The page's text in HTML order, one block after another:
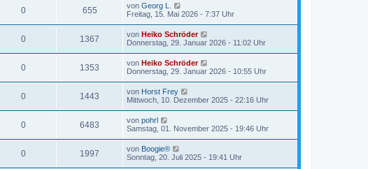
0 655 von Georg L.
Freitag, 15. Mai 2026 - 7:37 Uhr
0 1367 von Heiko Schröder
Donnerstag, 29. Januar 2026 - 11:02 Uhr
0 1353 von Heiko Schröder
Donnerstag, 29. Januar 2026 - 10:55 Uhr
0 1443 von Horst Frey
Mittwoch, 10. Dezember 2025 - 22:16 Uhr
0 6483 von pohrl
Samstag, 01. November 2025 - 19:46 Uhr
0 1997 von Boogie®
Sonntag, 20. Juli 2025 - 19:41 Uhr